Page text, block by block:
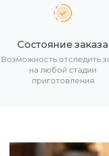
Состояние заказа
Возможность отследить
на любой стадии
приготовления